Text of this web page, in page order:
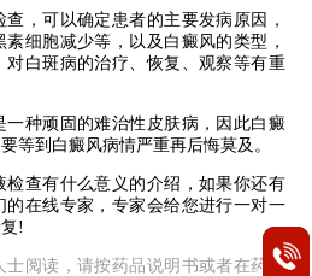
可以确定患者的主要发病原因，
细胞减少等，以及白癜风的类型，
对白斑病的治疗、恢复、观察等有重
一种顽固的难治性皮肤病，因此白癜
等到白癜风病情严重再后悔莫及。
查有什么意义的介绍，如果你还有
在线专家，专家会给您进行一对一
!
阅读，请按药品说明书或者在药师